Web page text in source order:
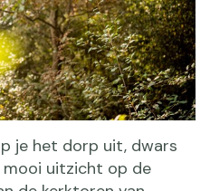
je het dorp uit, dwars
uitzicht op de